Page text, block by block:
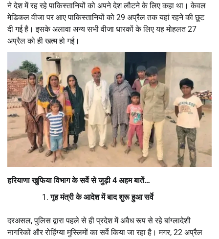
ने देश में रह रहे पाकिस्तानियों को अपने देश लौटने के लिए कहा था। केवल
मेडिकल वीजा पर आए पाकिस्तानियों को 29 अप्रैल तक यहां रहने की छूट
दी गई है। इसके अलावा अन्य सभी वीजा धारकों के लिए यह मोहलत 27
अप्रैल को ही खत्म हो गई।
हरियाणा खुफिया विभाग के सर्वे से जुड़ी 4 अहम बातें…
गृह मंत्री के आदेश में बाद शुरू हुआ सर्वे
दरअसल, पुलिस द्वारा पहले से ही प्रदेश में अवैध रूप से रहे बांग्लादेशी
नागरिकों और रोहिंग्या मुस्लिमों का सर्वे किया जा रहा है। मगर, 22 अप्रैल